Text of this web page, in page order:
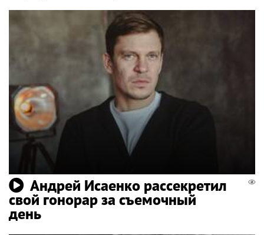
Андрей Исаенко рассекретил
свой гонорар за съемочный
день